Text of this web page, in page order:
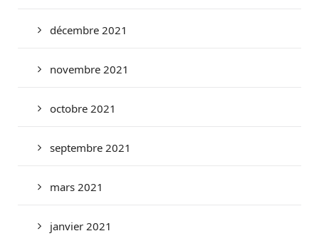
décembre 2021
novembre 2021
octobre 2021
septembre 2021
mars 2021
janvier 2021